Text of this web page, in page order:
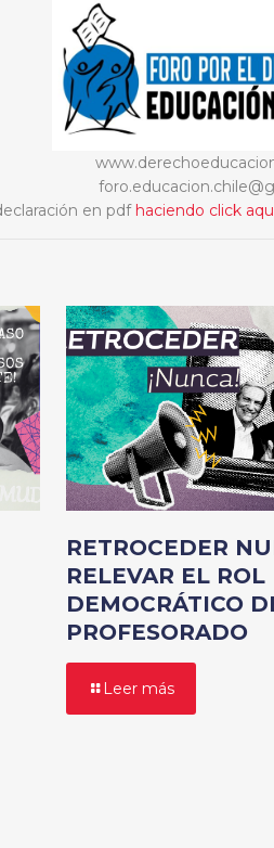
en pdf haciendo click
RETROCEDER
RELEVAR EL ROL
DEMOCRÁTICO
PROFESORADO
Leer más